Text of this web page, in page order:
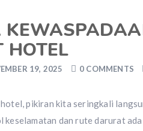
HOTEL
19, 2025 0 COMMENTS
hotel, pikiran kita seringkali
keselamatan dan rute darurat